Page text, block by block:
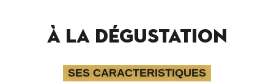
À la dégustation
SES CARACTERISTIQUES